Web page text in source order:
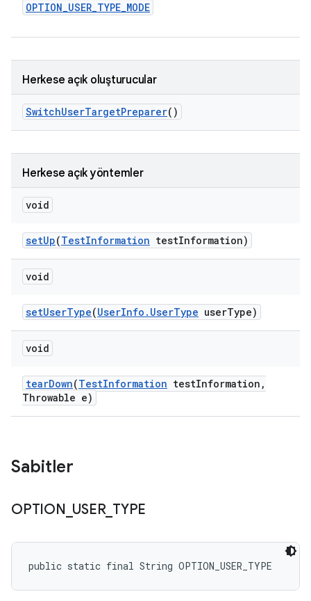
OPTION_USER_TYPE_MODE
Herkese açık oluşturucular
SwitchUserTargetPreparer()
Herkese açık yöntemler
void
setUp(TestInformation testInformation)
void
setUserType(UserInfo . UserType userType)
void
tearDown(TestInformation testInformation ,
Throwable e)
Sabitler
OPTION USER_ TYPE
public static final String OPTION_USER_TYPE